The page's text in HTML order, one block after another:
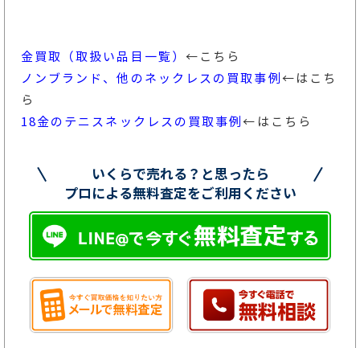
金買取（取扱い品目一覧） ←こちら
ノンブランド、他のネックレスの買取事例 ←はこち
ら
18金のテニスネックレスの買取事例←はこちら
いくらで売れる？と思ったら
プロによる無料査定をご利用ください